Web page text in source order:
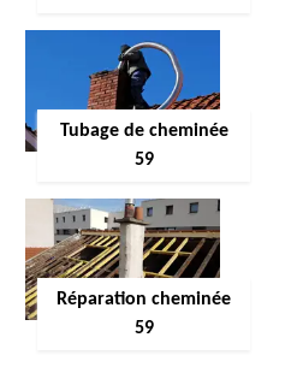
Tubage de cheminée
59
Réparation cheminée
59